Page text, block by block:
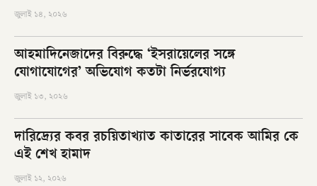
জুলাই ১৪, ২০২৬
আহমাদিনেজাদের বিরুদ্ধে ‘ইসরায়েলের সঙ্গে
যোগাযোগের’ অভিযোগ কতটা নির্ভরযোগ্য
জুলাই ১৩, ২০২৬
দারিদ্র্যের কবর রচয়িতাখ্যাত কাতারের সাবেক আমির কে
এই শেখ হামাদ
জুলাই ১২, ২০২৬